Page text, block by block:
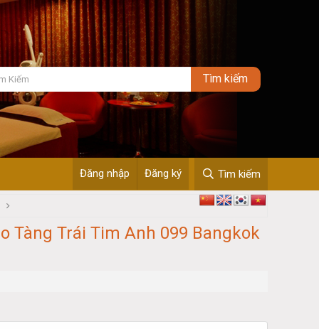
Đăng nhập Đăng ký Tìm kiếm
Tàng Trái Tim Anh 099 Bangkok